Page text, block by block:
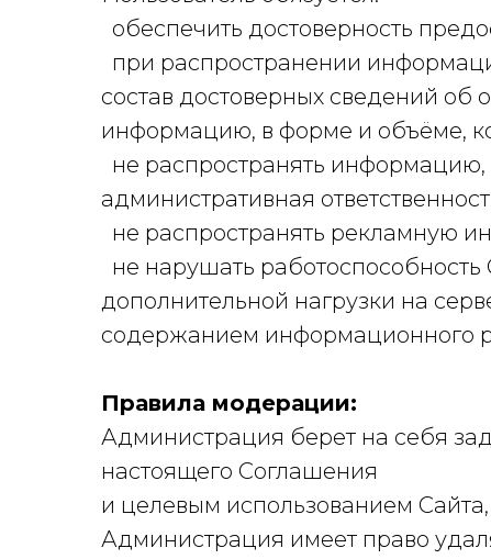
обеспечить достоверность
при распространении
состав достоверных сведений
информацию, в форме и объёме,
не распространять информацию,
административная
не распространять рекламную
не нарушать
дополнительной нагрузки на
содержанием информационного
Правила модерации:
Администрация берет на себя
настоящего Соглашения
и целевым использованием
Администрация имеет право